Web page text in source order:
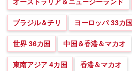
オーストラリア＆ニュージーランド
ブラジル＆チリ ヨーロッパ 33カ国
世界 36カ国 中国＆香港＆マカオ
東南アジア 4カ国 香港＆マカオ